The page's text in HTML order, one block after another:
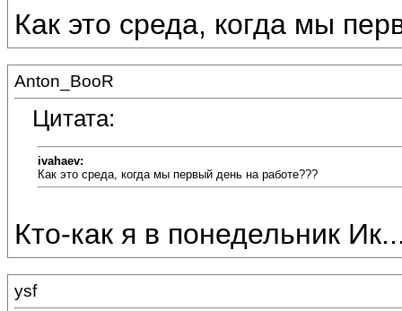
Как это среда, когда мы
Anton_BooR
Цитата:
ivahaev:
Как это среда, когда мы первый день на работе???
Кто-как я в понедельник
ysf